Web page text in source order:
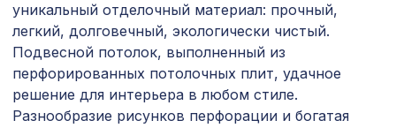
Перфорированная панель КВАДРО
11-45, 1000х680мм, ХДФ, без отделки
1162 ₽
1200х600мм, ХДФ, ольха
1131 ₽
Консоль для балки 200х130мм, дуб
уникальный отделочный материал: прочный,
легкий, долговечный, экологически чистый.
Подвесной потолок, выполненный из
перфорированных потолочных плит, удачное
решение для интерьера в любом стиле.
Разнообразие рисунков перфорации и богатая